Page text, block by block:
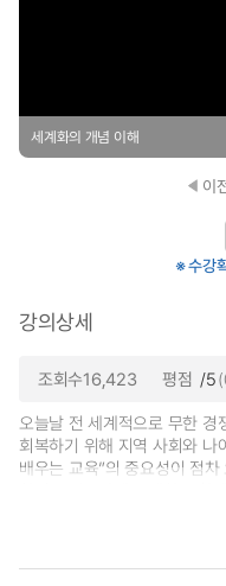
세계화의 개념 이해
이
※ 수강
강의상세
조회수16,423 평점 /5
오늘날 전 세계적으로 무한 경
회복하기 위해 지역 사회와 나
배우는 교육”의 중요성이 점
하여금 지구상에 존재하고 함